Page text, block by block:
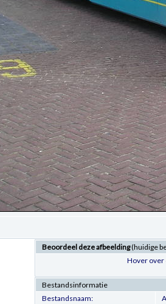
Beoordeel deze afbeelding(huidige
Hover over
Bestandsinformatie
Bestandsnaam: